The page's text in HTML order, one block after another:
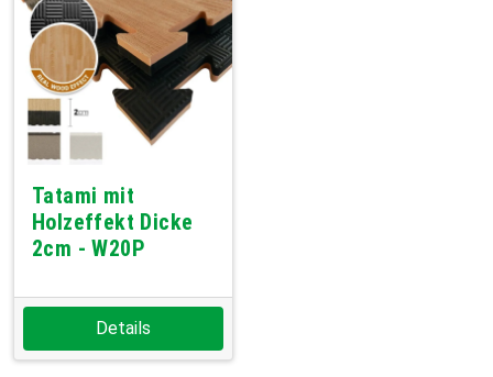
Tatami mit
Holzeffekt Dicke
2cm - W20P
Details